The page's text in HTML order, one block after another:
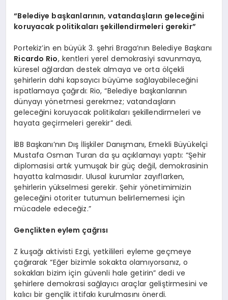
“Belediye başkanlarının, vatandaşların geleceğini
koruyacak politikaları şekillendirmeleri gerekir”
Portekiz’in en büyük 3. şehri Braga’nın Belediye Başkanı
Ricardo Rio, kentleri yerel demokrasiyi savunmaya,
küresel ağlardan destek almaya ve orta ölçekli
şehirlerin dahi kapsayıcı büyüme sağlayabileceğini
ispatlamaya çağırdı: Rio, “Belediye başkanlarının
dünyayı yönetmesi gerekmez; vatandaşların
geleceğini koruyacak politikaları şekillendirmeleri ve
hayata geçirmeleri gerekir” dedi.
İBB Başkanı’nın Dış İlişkiler Danışmanı, Emekli Büyükelçi
Mustafa Osman Turan da şu açıklamayı yaptı: “Şehir
diplomasisi artık yumuşak bir güç değil, demokrasinin
hayatta kalmasıdır. Ulusal kurumlar zayıflarken,
şehirlerin yükselmesi gerekir. Şehir yönetimimizin
geleceğini otoriter tutumun belirlememesi için
mücadele edeceğiz.”
Gençlikten eylem çağrısı
Z kuşağı aktivisti Ezgi, yetkilileri eyleme geçmeye
çağırarak “Eğer bizimle sokakta olamıyorsanız, o
sokakları bizim için güvenli hale getirin” dedi ve
şehirlere demokrasi sağlayıcı araçlar geliştirmesini ve
kalıcı bir gençlik ittifakı kurulmasını önerdi.